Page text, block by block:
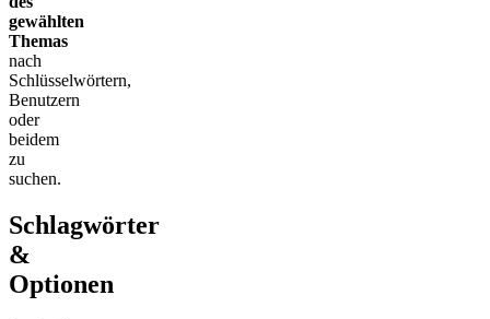
gewählten
Themas
nach
Schlüsselwörtern,
Benutzern
oder
beidem
zu
suchen.
Schlagwörter
&
Optionen